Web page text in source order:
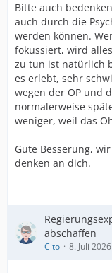
Bitte auch
auch durch die
werden können.
fokussiert, wird
zu tun ist natürlich
es erlebt, sehr
wegen der OP und
normalerweise
weniger, weil das
Gute Besserung,
denken an dich.
abschaffen
Cito 8. Juli